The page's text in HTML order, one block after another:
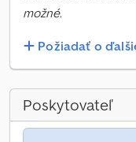
možné.
Požiadať o
Poskytovateľ